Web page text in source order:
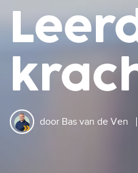
door Bas van de Ven